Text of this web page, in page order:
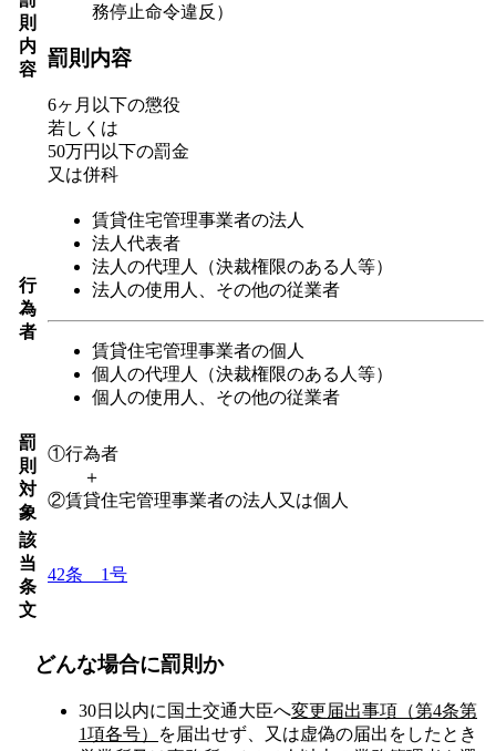
則
内
容
務停止命令違反）
罰則内容
6ヶ月以下の懲役
若しくは
50万円以下の罰金
又は併科
行
為
者
賃貸住宅管理事業者の法人
法人代表者
法人の代理人（決裁権限のある人等）
法人の使用人、その他の従業者
賃貸住宅管理事業者の個人
個人の代理人（決裁権限のある人等）
個人の使用人、その他の従業者
罰
則
対
象
①行為者
＋
②賃貸住宅管理事業者の法人又は個人
該
当
条
文
42条 1号
どんな場合に罰則か
30日以内に国土交通大臣へ変更届出事項（第4条第
1項各号）
を届出せず、又は虚偽の届出をしたとき